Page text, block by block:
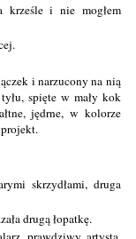
krześle i nie mogłem
i narzucony na nią
spięte w mały kok
jędrne, w kolorze
projekt.
skrzydłami, druga
drugą łopatkę.